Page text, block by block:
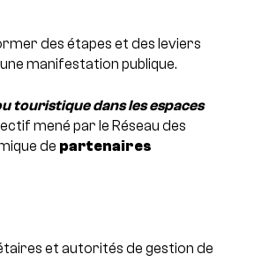
des étapes et des leviers
manifestation publique.
touristique dans les espaces
mené par le Réseau des
de partenaires
et autorités de gestion de